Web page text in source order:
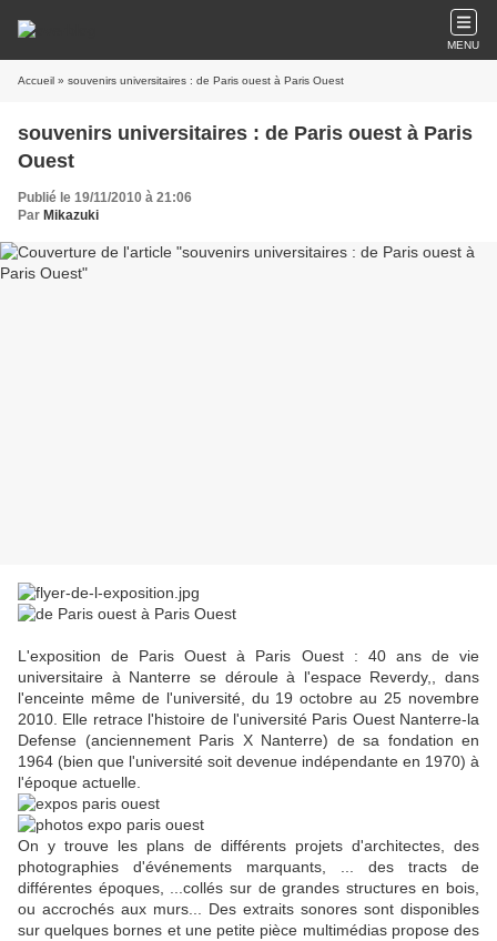
MENU
Accueil » souvenirs universitaires : de Paris ouest à Paris Ouest
souvenirs universitaires : de Paris ouest à Paris
Ouest
Publié le 19/11/2010 à 21:06
Par Mikazuki
L'exposition de Paris Ouest à Paris Ouest : 40 ans de vie
universitaire à Nanterre se déroule à l'espace Reverdy,, dans
l'enceinte même de l'université, du 19 octobre au 25 novembre
2010. Elle retrace l'histoire de l'université Paris Ouest Nanterre-la
Defense (anciennement Paris X Nanterre) de sa fondation en
1964 (bien que l'université soit devenue indépendante en 1970) à
l'époque actuelle.
On y trouve les plans de différents projets d'architectes, des
photographies d'événements marquants, ... des tracts de
différentes époques, ...collés sur de grandes structures en bois,
ou accrochés aux murs... Des extraits sonores sont disponibles
sur quelques bornes et une petite pièce multimédias propose des